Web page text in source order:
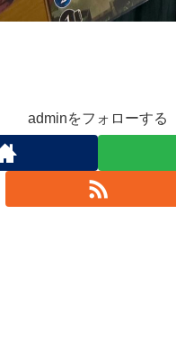
adminをフォローする